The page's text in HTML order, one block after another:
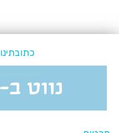
כתובתינו